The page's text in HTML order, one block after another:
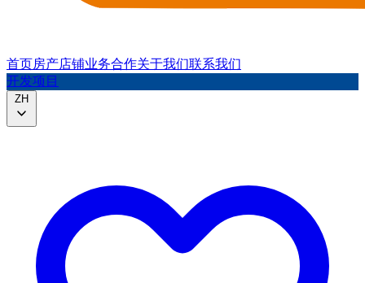
首页房产店铺业务合作关于我们联系我们
开发项目